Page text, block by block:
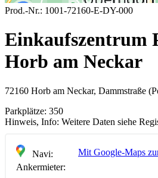
Prod.-Nr.: 1001-72160-E-DY-000
Einkaufszentrum
Horb am Neckar
72160 Horb am Neckar, Dammstraße
Parkplätze: 350
Hinweis, Info: Weitere Daten siehe
Navi:
Mit Google-Maps
Ankermieter: